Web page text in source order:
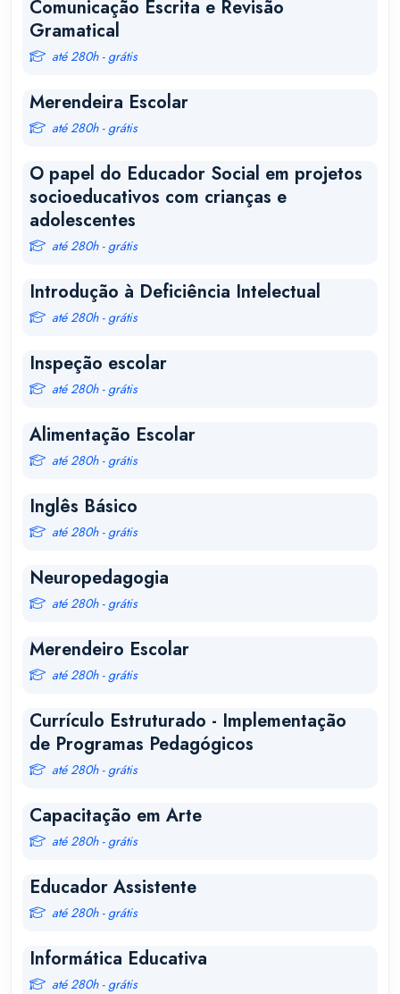
Comunicação Escrita e Revisão
Gramatical
até 280h - grátis
Merendeira Escolar
até 280h - grátis
O papel do Educador Social em projetos
socioeducativos com crianças e
adolescentes
até 280h - grátis
Introdução à Deficiência Intelectual
até 280h - grátis
Inspeção escolar
até 280h - grátis
Alimentação Escolar
até 280h - grátis
Inglês Básico
até 280h - grátis
Neuropedagogia
até 280h - grátis
Merendeiro Escolar
até 280h - grátis
Currículo Estruturado - Implementação
de Programas Pedagógicos
até 280h - grátis
Capacitação em Arte
até 280h - grátis
Educador Assistente
até 280h - grátis
Informática Educativa
até 280h - grátis